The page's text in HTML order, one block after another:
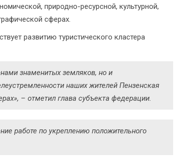
природно-ресурсной, культурной,
сферах.
развитию туристического кластера
знаменитых земляков, но и
наших жителей Пензенская
– отметил глава субъекта федерации.
работе по укреплению положительного